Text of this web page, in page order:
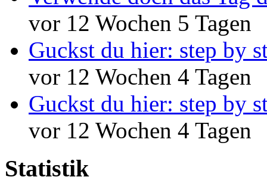
vor 12 Wochen 5 Tagen
Guckst du hier: step by
vor 12 Wochen 4 Tagen
Guckst du hier: step by
vor 12 Wochen 4 Tagen
Statistik